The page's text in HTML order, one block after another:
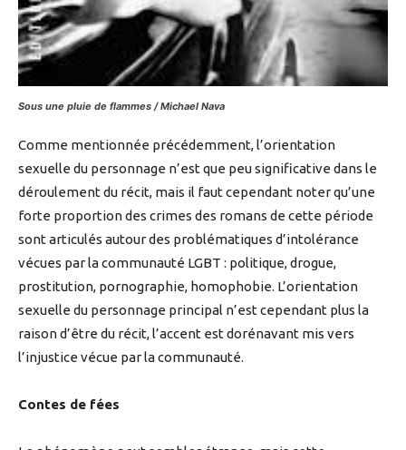
Sous une pluie de flammes / Michael Nava
Comme mentionnée précédemment, l’orientation
sexuelle du personnage n’est que peu significative dans le
déroulement du récit, mais il faut cependant noter qu’une
forte proportion des crimes des romans de cette période
sont articulés autour des problématiques d’intolérance
vécues par la communauté LGBT : politique, drogue,
prostitution, pornographie, homophobie. L’orientation
sexuelle du personnage principal n’est cependant plus la
raison d’être du récit, l’accent est dorénavant mis vers
l’injustice vécue par la communauté.
Contes de fées